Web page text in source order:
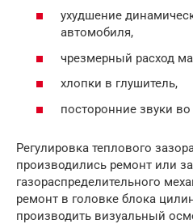
ухудшение
автомобиля,
чрезмерный расход
хлопки в глушитель,
посторонние звуки
Регулировка теплового
производились ремонт или
газораспределительного
ремонт в головке блока
производить визуальный